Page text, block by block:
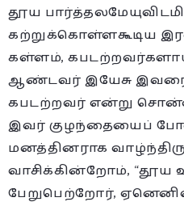
தூய
கற்றுக்கொள்ளகூடிய
கள்ளம்,
ஆண்டவர் இயேசு
கபடற்றவர் என்று
இவர் குழந்தையைப்
மனத்தினராக
வாசிக்கின்றோம்,
பேறுபெற்றோர்,